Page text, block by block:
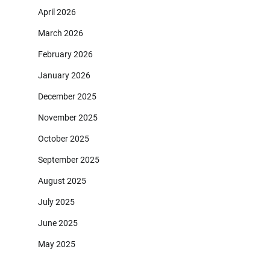
April 2026
March 2026
February 2026
January 2026
December 2025
November 2025
October 2025
September 2025
August 2025
July 2025
June 2025
May 2025